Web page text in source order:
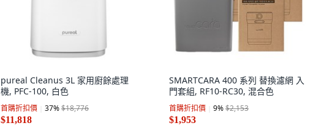
pureal Cleanus 3L 家用廚餘處理
機, PFC-100, 白色
首購折扣價 37%$18,776
$11,818
SMARTCARA 400 系列 替換濾網 入
門套組, RF10-RC30, 混合色
首購折扣價 9%$2,153
$1,953